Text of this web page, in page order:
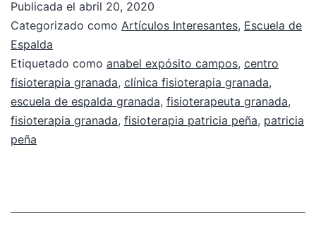
Publicada el abril 20, 2020
Categorizado como Artículos Interesantes, Escuela de
Espalda
Etiquetado como anabel expósito campos, centro
fisioterapia granada, clínica fisioterapia granada,
escuela de espalda granada, fisioterapeuta granada,
fisioterapia granada, fisioterapia patricia peña, patricia
peña